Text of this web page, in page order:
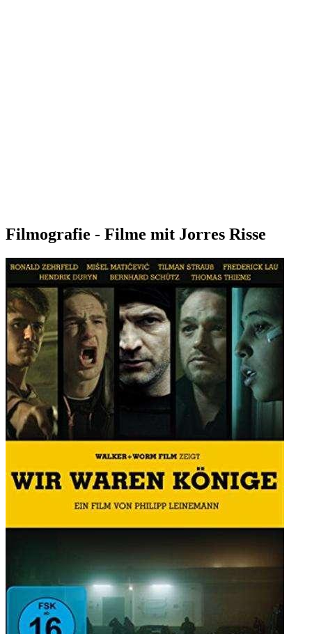
Filmografie - Filme mit Jorres Risse